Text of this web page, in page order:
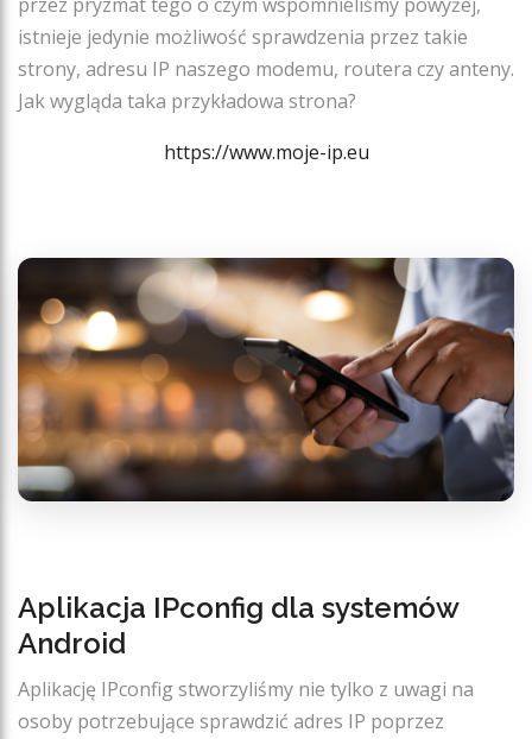
istnieje jedynie możliwość sprawdzenia przez takie
strony, adresu IP naszego modemu, routera czy anteny.
Jak wygląda taka przykładowa strona?
https://www.moje-ip.eu
Aplikacja IPconfig dla systemów
Android
Aplikację IPconfig stworzyliśmy nie tylko z uwagi na
osoby potrzebujące sprawdzić adres IP poprzez